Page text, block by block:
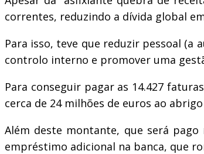
correntes, reduzindo a dívida global
Para isso, teve que reduzir pessoal (a
controlo interno e promover uma
Para conseguir pagar as 14.427
cerca de 24 milhões de euros ao
Além deste montante, que será
empréstimo adicional na banca, que